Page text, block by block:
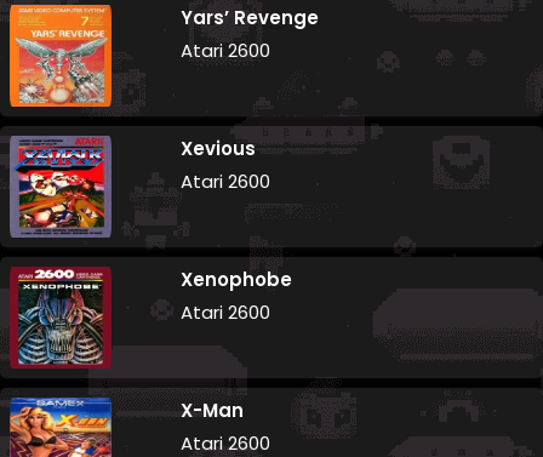
Yars’ Revenge
Atari 2600
Xevious
Atari 2600
Xenophobe
Atari 2600
X-Man
Atari 2600